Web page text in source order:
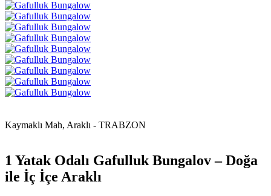
Kaymaklı Mah, Araklı - TRABZON
1 Yatak Odalı Gafulluk Bungalov – Doğa
ile İç İçe Araklı